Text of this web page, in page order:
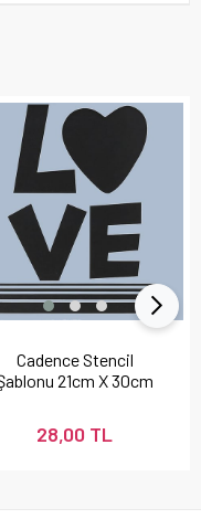
Cadence Stencil
21cm X 30cm
28,00 TL